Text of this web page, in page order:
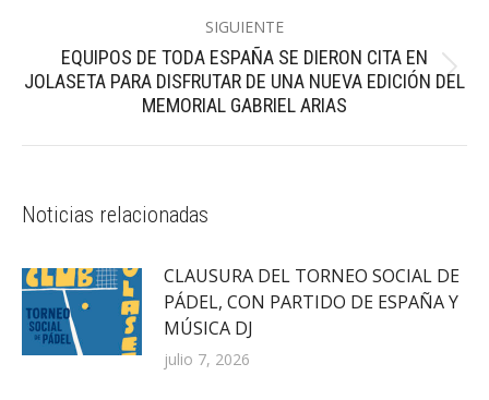
SIGUIENTE
Publicación
siguiente:
EQUIPOS DE TODA ESPAÑA SE DIERON CITA EN
JOLASETA PARA DISFRUTAR DE UNA NUEVA EDICIÓN DEL
MEMORIAL GABRIEL ARIAS
Noticias relacionadas
CLAUSURA DEL TORNEO SOCIAL DE
PÁDEL, CON PARTIDO DE ESPAÑA Y
MÚSICA DJ
julio 7, 2026